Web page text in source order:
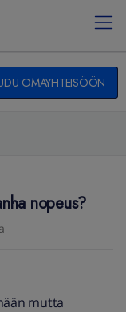
OMAYHTEISÖÖN
nopeus?
mutta